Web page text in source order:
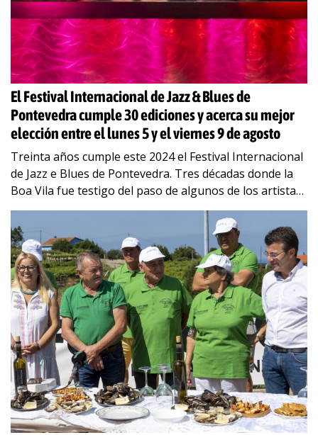
El Festival Internacional de Jazz & Blues de
Pontevedra cumple 30 ediciones y acerca su mejor
elección entre el lunes 5 y el viernes 9 de agosto
Treinta años cumple este 2024 el Festival Internacional
de Jazz e Blues de Pontevedra. Tres décadas donde la
Boa Vila fue testigo del paso de algunos de los artistas
más…